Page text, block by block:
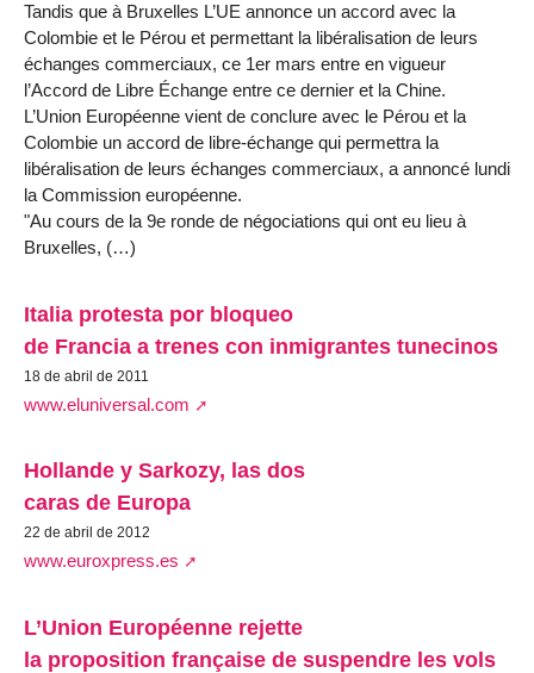
Tandis que à Bruxelles L’UE annonce un accord avec la
Colombie et le Pérou et permettant la libéralisation de leurs
échanges commerciaux, ce 1er mars entre en vigueur
l’Accord de Libre Échange entre ce dernier et la Chine.
L’Union Européenne vient de conclure avec le Pérou et la
Colombie un accord de libre-échange qui permettra la
libéralisation de leurs échanges commerciaux, a annoncé lundi
la Commission européenne.
"Au cours de la 9e ronde de négociations qui ont eu lieu à
Bruxelles, (…)
Italia protesta por bloqueo
de Francia a trenes con inmigrantes tunecinos
18 de abril de 2011
www.eluniversal.com
Hollande y Sarkozy, las dos
caras de Europa
22 de abril de 2012
www.euroxpress.es
L’Union Européenne rejette
la proposition française de suspendre les vols